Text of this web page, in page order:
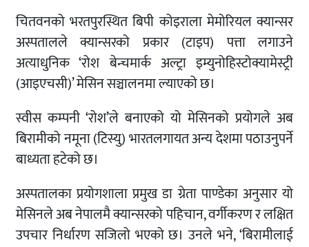
चितवनको भरतपुरस्थित बिपी कोइराला मेमोरियल क्यान्सर
अस्पतालले क्यान्सरको प्रकार (टाइप) पत्ता लगाउने
अत्याधुनिक ‘रोश बेन्चमार्क अल्ट्रा इम्युनोहिस्टोक्यामेस्ट्री
(आइएचसी)’ मेसिन सञ्चालनमा ल्याएको छ।
स्वीस कम्पनी ‘रोश’ले बनाएको यो मेसिनको प्रयोगले अब
बिरामीको नमूना (टिस्यु) भारतलगायत अन्य देशमा पठाउनुपर्ने
बाध्यता हटेको छ।
अस्पतालका प्रयोगशाला प्रमुख डा ग्रेता पाण्डेका अनुसार यो
मेसिनले अब नेपालमै क्यान्सरको पहिचान, वर्गीकरण र लक्षित
उपचार निर्धारण सजिलो भएको छ। उनले भने, ‘बिरामीलाई